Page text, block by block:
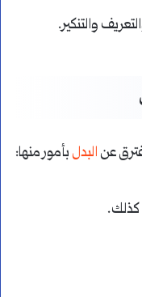
والتنكير.
عن البدل بأمور منها:
كذلك.